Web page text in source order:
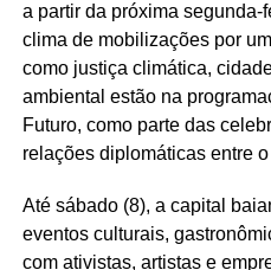
a partir da próxima
clima de mobilizações por
como justiça climática,
ambiental estão na
Futuro, como parte das
relações diplomáticas entre
Até sábado (8), a capital
eventos culturais,
com ativistas, artistas e